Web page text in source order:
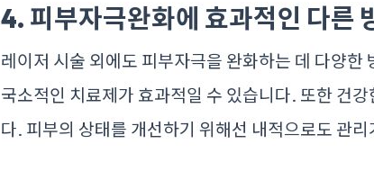
4. 피부자극완화에 효과적인 다른
레이저 시술 외에도 피부자극을 완화하는 데 다양
국소적인 치료제가 효과적일 수 있습니다. 또한 건
다. 피부의 상태를 개선하기 위해선 내적으로도 관